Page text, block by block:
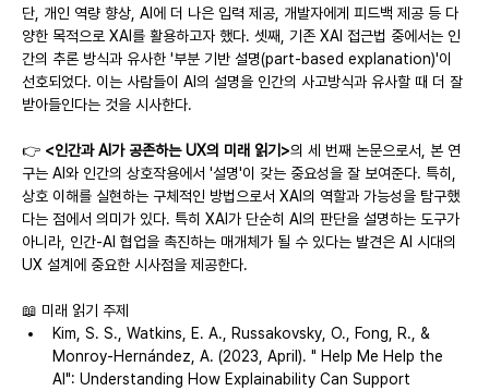
단, 개인 역량 향상, AI에 더 나은 입력 제공, 개발자에게 피드백 제공 등 다
양한 목적으로 XAI를 활용하고자 했다. 셋째, 기존 XAI 접근법 중에서는 인
간의 추론 방식과 유사한 '부분 기반 설명(part-based explanation)'이
선호되었다. 이는 사람들이 AI의 설명을 인간의 사고방식과 유사할 때 더 잘
받아들인다는 것을 시사한다.
👉 <인간과 AI가 공존하는 UX의 미래 읽기>의 세 번째 논문으로서, 본 연
구는 AI와 인간의 상호작용에서 '설명'이 갖는 중요성을 잘 보여준다. 특히,
상호 이해를 실현하는 구체적인 방법으로서 XAI의 역할과 가능성을 탐구했
다는 점에서 의미가 있다. 특히 XAI가 단순히 AI의 판단을 설명하는 도구가
아니라, 인간-AI 협업을 촉진하는 매개체가 될 수 있다는 발견은 AI 시대의
UX 설계에 중요한 시사점을 제공한다.
📖 미래 읽기 주제
Kim, S. S., Watkins, E. A., Russakovsky, O., Fong, R., &
Monroy-Hernández, A. (2023, April). " Help Me Help the
AI": Understanding How Explainability Can Support